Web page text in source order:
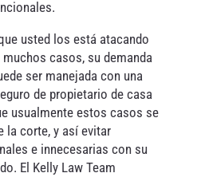
usted los está atacando
casos, su demanda
ser manejada con una
de propietario de casa
usualmente estos casos se
la corte, y así evitar
e innecesarias con su
El Kelly Law Team